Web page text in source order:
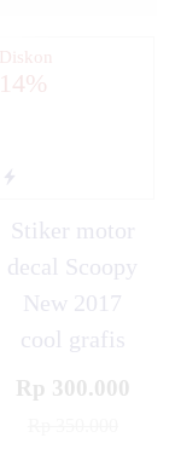
Diskon
14%
Stiker motor
decal Scoopy
New 2017
cool grafis
Rp 300.000